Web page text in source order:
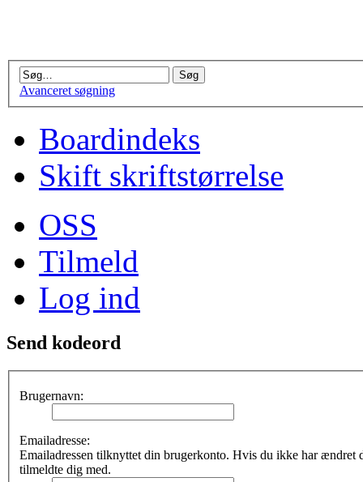
Avanceret søgning
Boardindeks
Skift skriftstørrelse
OSS
Tilmeld
Log ind
Send kodeord
Brugernavn:
Emailadresse:
Emailadressen tilknyttet din brugerkonto. Hvis du ikke har ændret
tilmeldte dig med.